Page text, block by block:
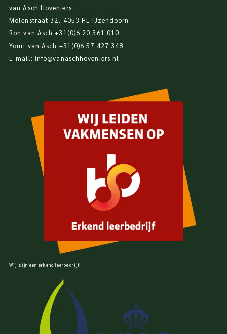
van Asch Hoveniers
Molenstraat 32, 4053 HE IJzendoorn
Ron van Asch+31(0)6 20 361 010
Youri van Asch +31(0)6 57 427 348
E-mail: info@vanaschhoveniers.nl
Wij zijn een erkend leerbedrijf